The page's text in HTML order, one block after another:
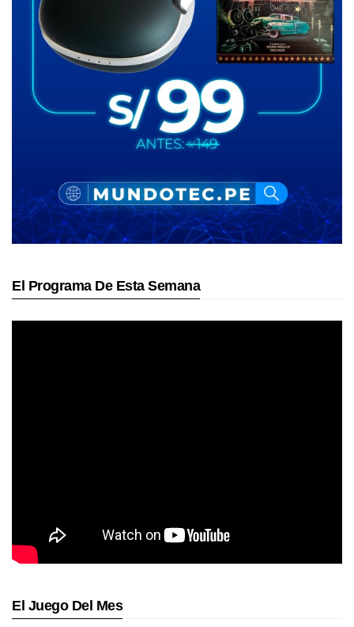
El Programa De Esta Semana
El Juego Del Mes